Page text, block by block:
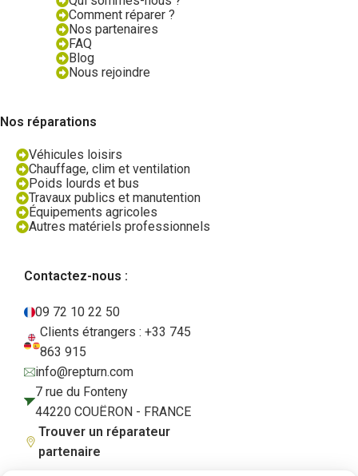
Comment réparer ?
Nos partenaires
FAQ
Blog
Nous rejoindre
Nos réparations
Véhicules loisirs
Chauffage, clim et ventilation
Poids lourds et bus
Travaux publics et manutention
Équipements agricoles
Autres matériels professionnels
Contactez-nous :
09 72 10 22 50
Clients étrangers : +33 745
863 915
info@repturn.com
7 rue du Fonteny
44220 COUËRON - FRANCE
Trouver un réparateur
partenaire